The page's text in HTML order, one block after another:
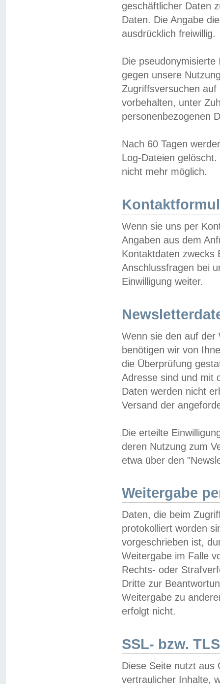
geschäftlicher Daten
Daten. Die Angabe
ausdrücklich freiwillig.
Die
gegen unsere
Zugriffsversuchen
vorbehalten, unter
personenbezogenen
Nach 60 Tagen
Log-Dateien
nicht mehr möglich.
Wenn sie uns per
Angaben aus dem
Kontaktdaten zwecks
Anschlussfragen bei
Einwilligung weiter.
Wenn sie den auf der
benötigen wir von
die Überprüfung
Adresse sind und mit
Daten werden nicht
Versand der
Die erteilte
deren Nutzung zum
etwa über den
Weitergabe
Daten, die beim
protokolliert worden
vorgeschrieben ist,
Weitergabe im Falle
Rechts- oder
Dritte zur
Weitergabe zu
erfolgt nicht.
SSL- bzw.
Diese Seite nutzt aus
vertraulicher Inhalte,